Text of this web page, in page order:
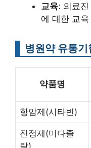
교육: 의료
에 대한 교육
병원약 유통기
약품명
항암제(시타빈)
진정제(미다졸
람)